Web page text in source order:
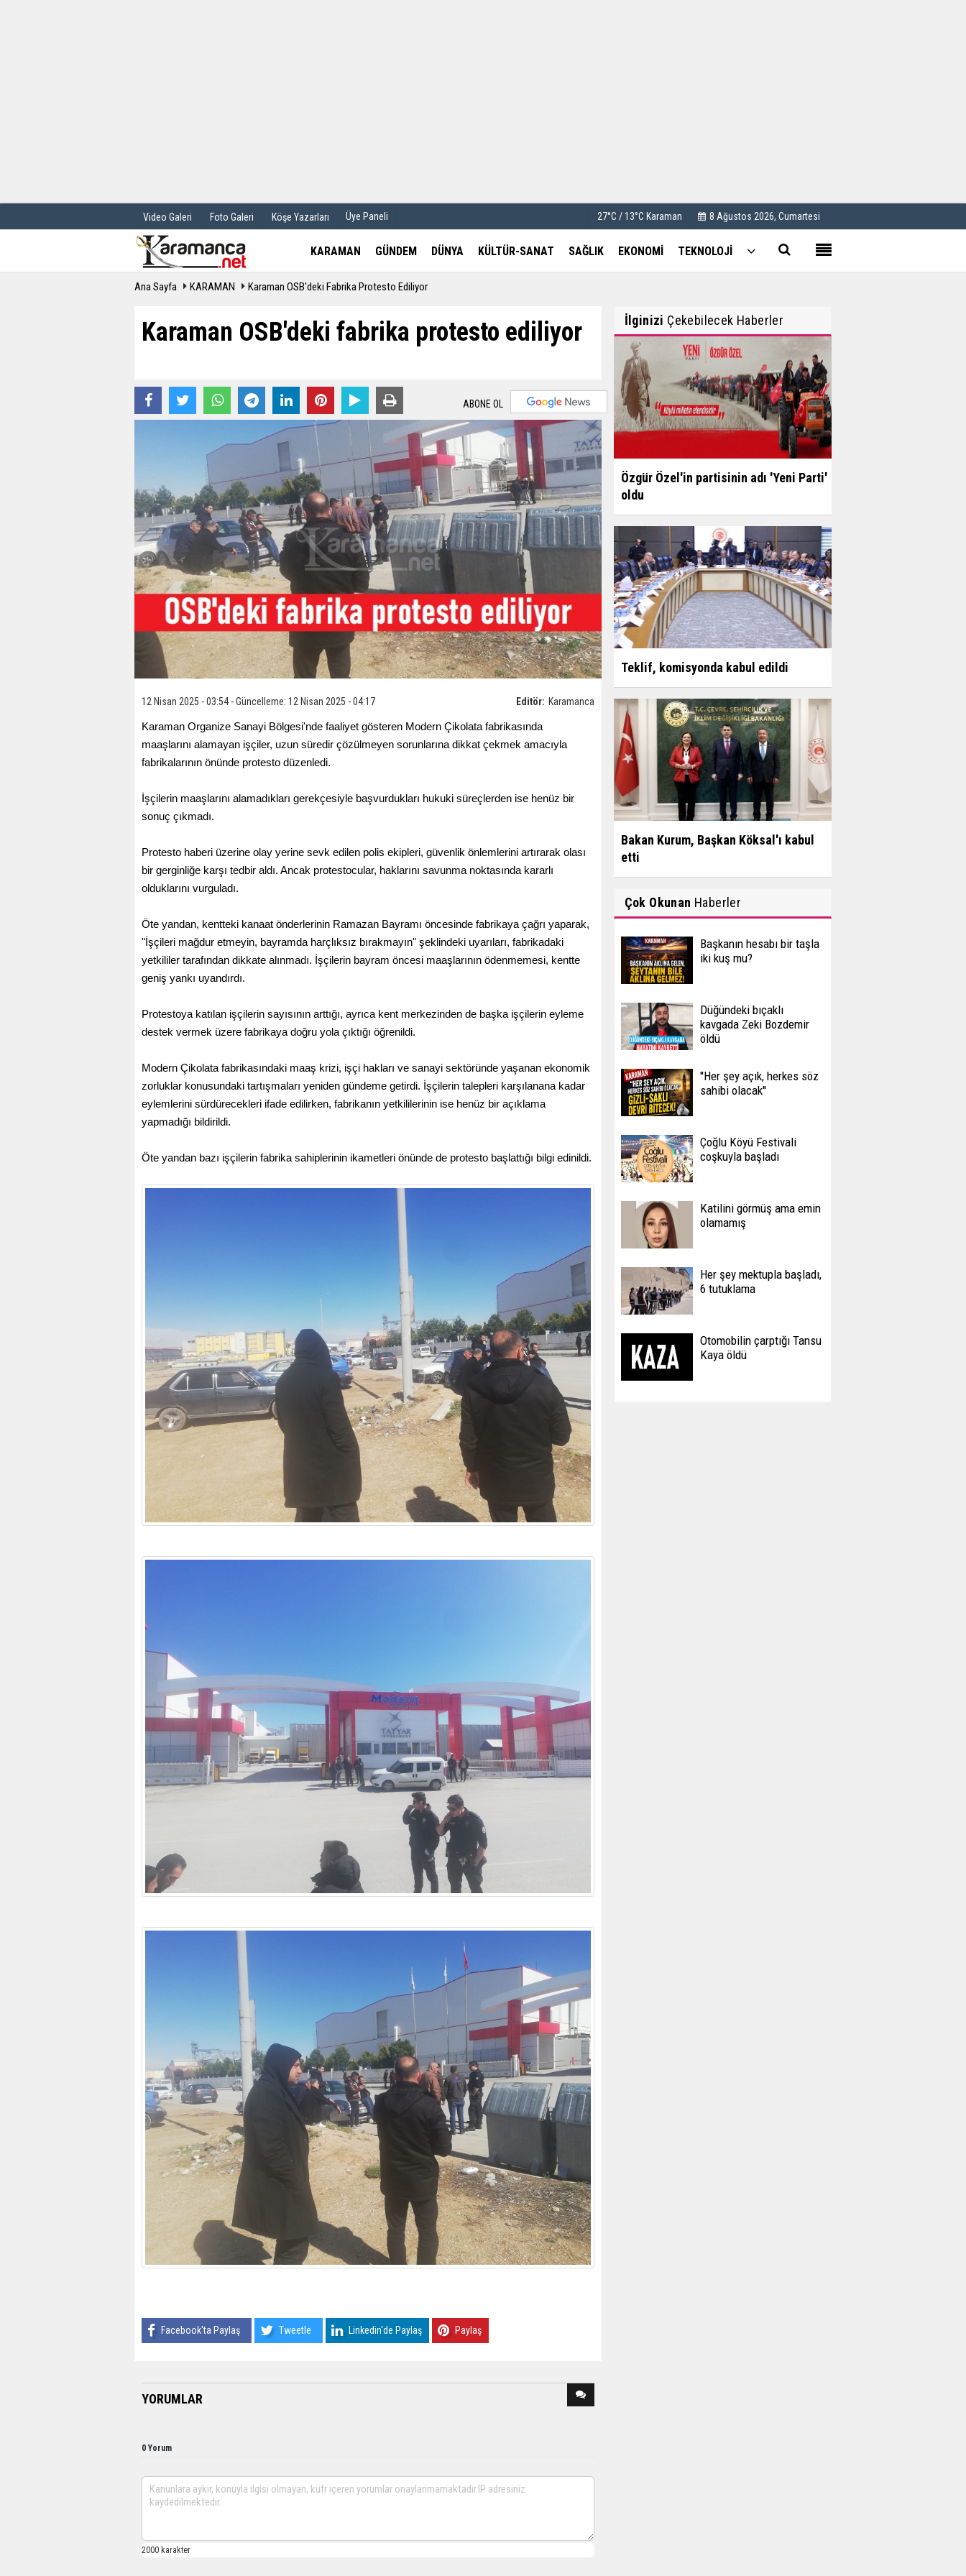
Video Galeri Foto Galeri Köşe Yazarları Üye Paneli 27°C / 13°C Karaman 8 Ağustos 2026, Cumartesi
KARAMAN GÜNDEM DÜNYA KÜLTÜR-SANAT SAĞLIK EKONOMİ TEKNOLOJİ
Ana Sayfa KARAMAN Karaman OSB'deki Fabrika Protesto Ediliyor
Karaman OSB'deki fabrika protesto ediliyor
ABONE OL
Editör: Karamanca
12 Nisan 2025 - 03:54 - Güncelleme: 12 Nisan 2025 - 04:17
Karaman Organize Sanayi Bölgesi'nde faaliyet gösteren Modern Çikolata fabrikasında
maaşlarını alamayan işçiler, uzun süredir çözülmeyen sorunlarına dikkat çekmek amacıyla
fabrikalarının önünde protesto düzenledi.
İşçilerin maaşlarını alamadıkları gerekçesiyle başvurdukları hukuki süreçlerden ise henüz bir
sonuç çıkmadı.
Protesto haberi üzerine olay yerine sevk edilen polis ekipleri, güvenlik önlemlerini artırarak olası
bir gerginliğe karşı tedbir aldı. Ancak protestocular, haklarını savunma noktasında kararlı
olduklarını vurguladı.
Öte yandan, kentteki kanaat önderlerinin Ramazan Bayramı öncesinde fabrikaya çağrı yaparak,
"İşçileri mağdur etmeyin, bayramda harçlıksız bırakmayın" şeklindeki uyarıları, fabrikadaki
yetkililer tarafından dikkate alınmadı. İşçilerin bayram öncesi maaşlarının ödenmemesi, kentte
geniş yankı uyandırdı.
Protestoya katılan işçilerin sayısının arttığı, ayrıca kent merkezinden de başka işçilerin eyleme
destek vermek üzere fabrikaya doğru yola çıktığı öğrenildi.
Modern Çikolata fabrikasındaki maaş krizi, işçi hakları ve sanayi sektöründe yaşanan ekonomik
zorluklar konusundaki tartışmaları yeniden gündeme getirdi. İşçilerin talepleri karşılanana kadar
eylemlerini sürdürecekleri ifade edilirken, fabrikanın yetkililerinin ise henüz bir açıklama
yapmadığı bildirildi.
Öte yandan bazı işçilerin fabrika sahiplerinin ikametleri önünde de protesto başlattığı bilgi edinildi.
Facebook'ta Paylaş Tweetle Linkedin'de Paylaş Paylaş
YORUMLAR
0 Yorum
İlginizi Çekebilecek Haberler
Özgür Özel'in partisinin adı 'Yeni Parti'
oldu
Teklif, komisyonda kabul edildi
Bakan Kurum, Başkan Köksal'ı kabul
etti
Çok Okunan Haberler
Başkanın hesabı bir taşla
iki kuş mu?
Düğündeki bıçaklı
kavgada Zeki Bozdemir
öldü
''Her şey açık, herkes söz
sahibi olacak''
Çoğlu Köyü Festivali
coşkuyla başladı
Katilini görmüş ama emin
olamamış
Her şey mektupla başladı,
6 tutuklama
Otomobilin çarptığı Tansu
Kaya öldü